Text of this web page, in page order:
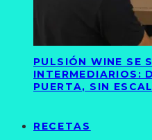
PULSIÓN WINE SE
INTERMEDIARIOS:
PUERTA, SIN
RECETAS